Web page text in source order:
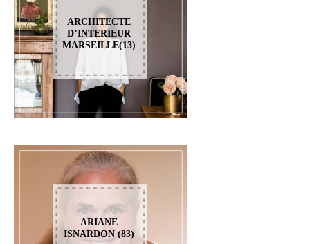
ARCHITECTE
D’INTERIEUR
MARSEILLE(13)
ARIANE
ISNARDON (83)